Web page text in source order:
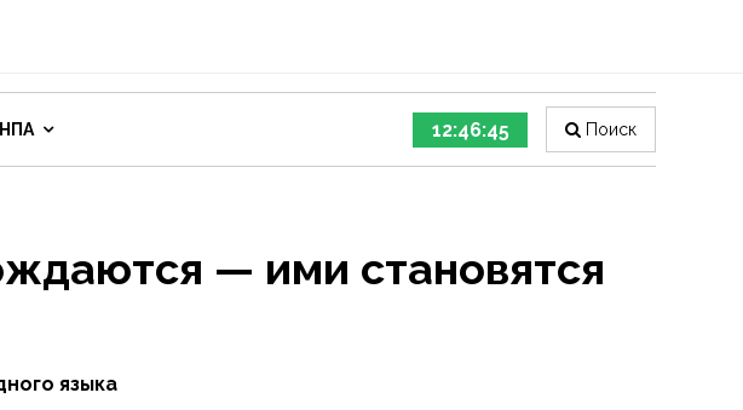
НПА 12:46:46 Поиск
— ими становятся
языка